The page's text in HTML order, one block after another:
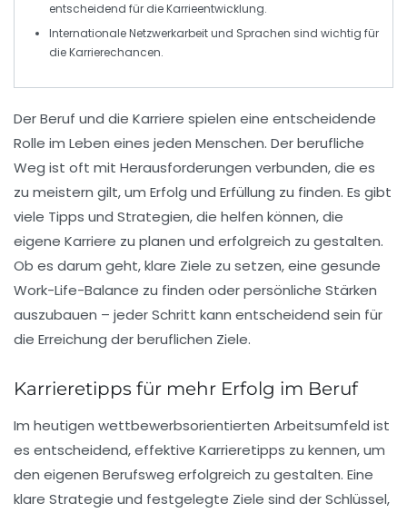
entscheidend für dieKarrieentwicklung.
InternationaleNetzwerkarbeitund Sprachen sind wichtig für
dieKarrierechancen.
DerBeruf und die Karriere spielen eine entscheidende
Rolle im Leben eines jeden Menschen. Der berufliche
Weg ist oft mit Herausforderungen verbunden, die es
zu meistern gilt, um Erfolg und Erfüllung zu finden. Es gibt
viele Tipps und Strategien, die helfen können, die
eigene Karriere zu planen und erfolgreich zu gestalten.
Ob es darum geht, klare Ziele zu setzen, eine gesunde
Work-Life-Balance zu finden oder persönliche Stärken
auszubauen – jeder Schritt kann entscheidend sein für
die Erreichung der beruflichen Ziele.
Karrieretipps für mehr Erfolg im Beruf
Im heutigen wettbewerbsorientierten Arbeitsumfeld ist
es entscheidend,effektive Karrieretipps zu kennen, um
den eigenen Berufsweg erfolgreich zu gestalten. Eine
klare Strategie und festgelegte Ziele sind der Schlüssel,